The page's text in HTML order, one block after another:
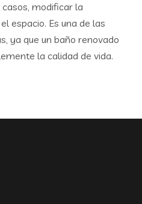
modificar la
espacio. Es una de las
ya que un baño renovado
la calidad de vida.